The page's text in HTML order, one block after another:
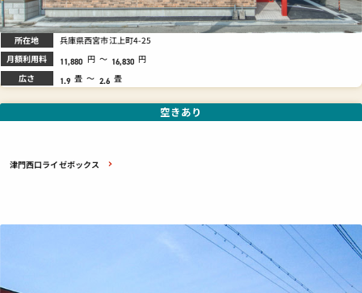
所在地 兵庫県西宮市江上町4-25
月額利用料 11,880 円 ～ 16,830 円
広さ 1.9 畳 ～ 2.6 畳
津門西口ライゼボックス
空きあり